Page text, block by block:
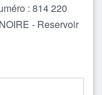
: 814 220
- Reservoir